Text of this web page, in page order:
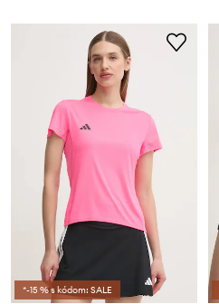
*-15 % s kódom: SALE